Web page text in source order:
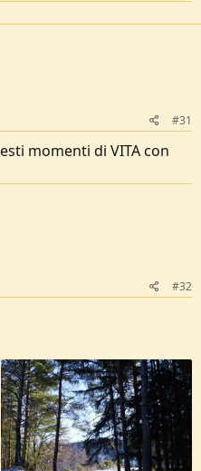
#31
momenti di VITA con
#32